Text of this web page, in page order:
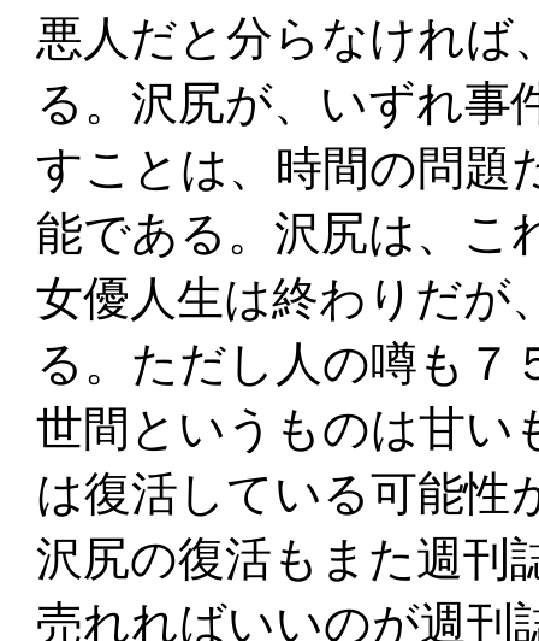
悪人だと分らなければ
る。沢尻が、いずれ事
すことは、時間の問題
能である。沢尻は、こ
女優人生は終わりだが
る。ただし人の噂も７
世間というものは甘い
は復活している可能性
沢尻の復活もまた週刊
売れればいいのが週刊